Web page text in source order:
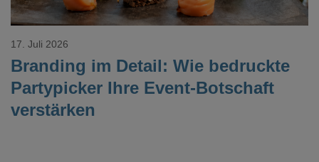
Branding im Detail: Wie bedruckte
Partypicker Ihre Event-Botschaft
verstärken
17. Juli 2026